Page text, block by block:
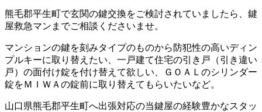
熊毛郡平生町で玄関の鍵交換をご検討されていましたら、鍵
屋救急マンまでご相談くださいませ。
マンションの鍵を刻みタイプのものから防犯性の高いディン
プルキーに取り替えたい、一戸建て住宅の引き戸（引き違い
戸）の面付け錠を付け替えて欲しい、ＧＯＡＬのシリンダー
錠をＭＩＷＡの錠前に取り替えてもらいたいなど。
山口県熊毛郡平生町へ出張対応の当鍵屋の経験豊かなスタッ